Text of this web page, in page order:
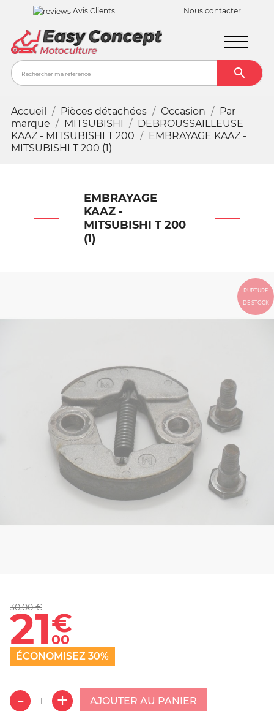
Avis Clients Nous contacter

Accueil Pièces détachées Occasion
Par
marque
MITSUBISHI
DEBROUSSAILLEUSE
KAAZ - MITSUBISHI T 200
EMBRAYAGE KAAZ -
MITSUBISHI T 200 (1)
EMBRAYAGE
KAAZ -
MITSUBISHI T 200
(1)
RUPTURE
DE STOCK
30,00 €
21€
00
ÉCONOMISEZ 30%
AJOUTER AU PANIER